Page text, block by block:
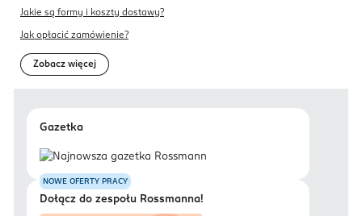
Jakie są formy i koszty dostawy?
Jak opłacić zamówienie?
Zobacz więcej
Gazetka
NOWE OFERTY PRACY
Dołącz do zespołu Rossmanna!